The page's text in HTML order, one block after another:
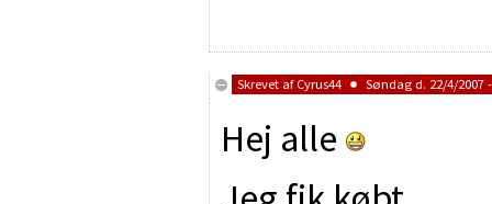
Skrevet af Cyrus44 Søndag d. 22/4/2007
Hej alle